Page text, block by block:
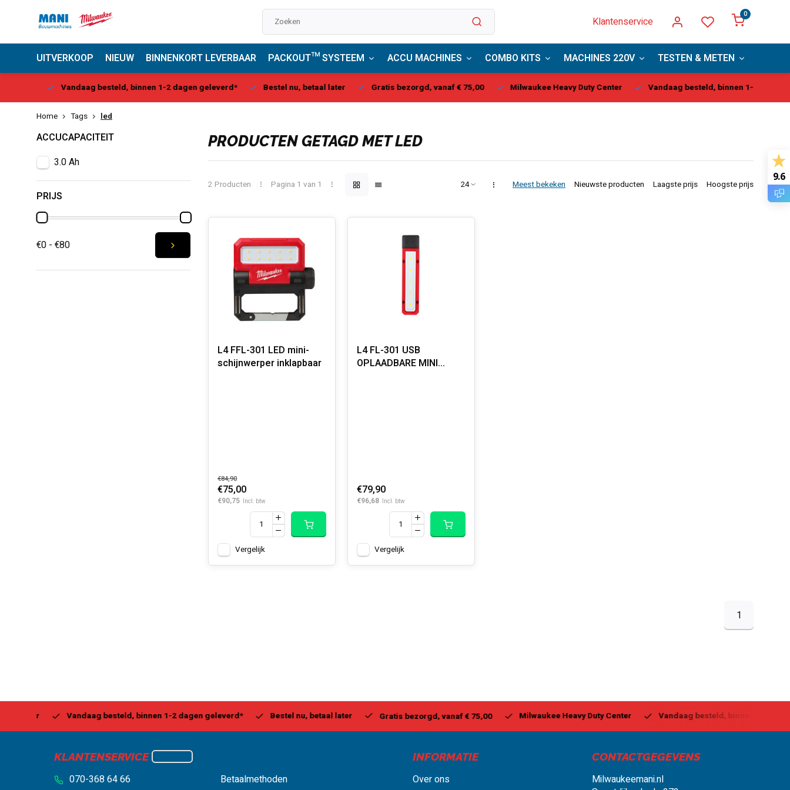
Klantenservice
0
UITVERKOOP NIEUW BINNENKORT LEVERBAAR PACKOUT™ SYSTEEM ACCU MACHINES COMBO KITS MACHINES 220V TESTEN & METEN
Vandaag besteld, binnen 1-2 dagen geleverd* Bestel nu, betaal later Gratis bezorgd, vanaf € 75,00 Milwaukee Heavy Duty Center Vandaag besteld, binnen 1-2 dagen
Home Tags led
ACCUCAPACITEIT
3.0 Ah
PRIJS
€0 - €80
PRODUCTEN GETAGD MET LED
2 Producten Pagina 1 van 1 Meest bekeken Nieuwste producten Laagste prijs Hoogste prijs
L4 FFL-301 LED mini-
schijnwerper inklapbaar
€84,90
€75,00
€90,75 Incl. btw
Vergelijk
L4 FL-301 USB
OPLAADBARE MINI
€79,90
€96,68 Incl. btw
Vergelijk
1
Vandaag besteld, binnen 1-2 dagen geleverd* Bestel nu, betaal later Gratis bezorgd, vanaf € 75,00 Milwaukee Heavy Duty Center Vandaag besteld, binnen 1-2 dagen
KLANTENSERVICE
070-368 64 66
Betaalmethoden
INFORMATIE
Over ons
CONTACTGEGEVENS
Milwaukeemani.nl
9.6